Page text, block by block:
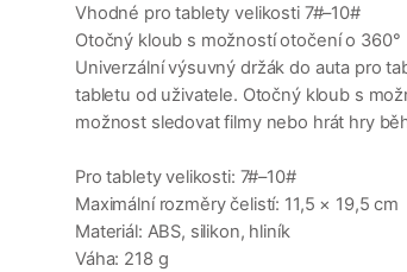
Vhodné pro tablety velikosti 7#–10#
Otočný kloub s možností otočení o 360°
Univerzální výsuvný držák do auta pro
tabletu od uživatele. Otočný kloub s
možnost sledovat filmy nebo hrát hry
Pro tablety velikosti: 7#–10#
Maximální rozměry čelistí: 11,5 × 19,5 cm
Materiál: ABS, silikon, hliník
Váha: 218 g